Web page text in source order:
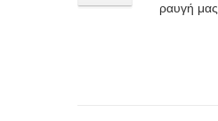
ραυγή μας